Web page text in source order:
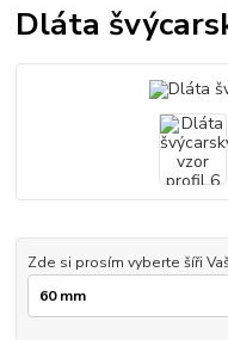
Dláta
Zde si prosím vyberte šíři